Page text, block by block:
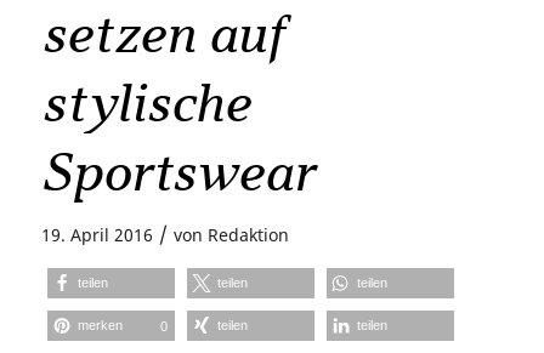
setzen auf
stylische
Sportswear
19. April 2016 / von Redaktion
teilen teilen teilen
merken 0 teilen teilen